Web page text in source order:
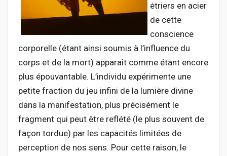
étriers en acier
de cette
conscience
corporelle (étant ainsi soumis à l’influence du
corps et de la mort) apparaît comme étant encore
plus épouvantable. L’individu expérimente une
petite fraction du jeu infini de la lumière divine
dans la manifestation, plus précisément le
fragment qui peut être reflété (le plus souvent de
façon tordue) par les capacités limitées de
perception de nos sens. Pour cette raison, le